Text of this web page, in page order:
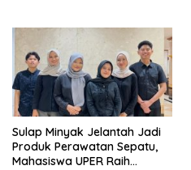
Sulap Minyak Jelantah Jadi
Produk Perawatan Sepatu,
Mahasiswa UPER Raih